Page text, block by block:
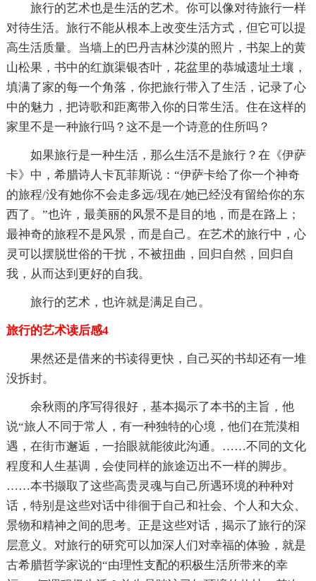
旅行的艺术也是生活的艺术。你可以像对待旅行一样
对待生活。旅行不能从根本上改变生活方式，但它可以提
高生活质量。当墙上的巴丹吉林沙漠的照片，书架上的黄
山松果，书中的红旗渠银杏叶，花盆里的恭城遗址土壤，
填满了家的每一个角落，你把旅行带入了生活，记录了心
中的魅力，把诗歌和距离带入你的日常生活。住在这样的
家里不是一种旅行吗？这不是一个诗意的住所吗？
如果旅行是一种生活，那么生活不是旅行？在《伊萨
卡》中，希腊诗人卡瓦菲斯说：“伊萨卡给了你一个神奇
的旅程/没有她你不会走多远/现在/她已经没有留给你的东
西了。”也许，最美丽的风景不是目的地，而是在路上；
最神奇的旅程不是风景，而是自己。在艺术的旅行中，心
灵可以摆脱世俗的干扰，不被扭曲，回归自然，回归自
我，从而达到更好的自我。
旅行的艺术，也许就是满足自己。
旅行的艺术读后感4
果然还是借来的书读得更快，自己买的书却还有一堆
没拆封。
余秋雨的序写得很好，基本揭示了本书的主旨，他
说“旅人不同于常人，有一种独特的心境，他们在荒漠相
遇，在街市邂逅，一抬眼就能彼此沟通。……不同的文化
程度和人生基调，会使同样的旅途迈出不一样的脚步。
……本书撷取了这些高贵灵魂与自己所遇环境的种种对
话，特别是这些对话中徘徊于自己和社会、个人和大众、
景物和精神之间的思考。正是这些对话，揭示了旅行的深
层意义。对旅行的研究可以加深人们对幸福的体验，就是
古希腊哲学家说的“由理性支配的积极生活所带来的幸